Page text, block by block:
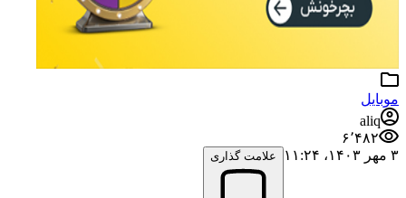
موبایل
aliq
۶٬۴۸۲
۳ مهر ۱۴۰۳،‏ ۱۱:۲۴
علامت گذاری